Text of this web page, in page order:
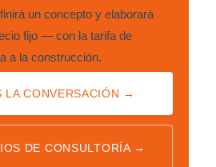
un concepto y elaborará
fijo — con la tarifa de
a la construcción.
LA CONVERSACIÓN →
DE CONSULTORÍA →